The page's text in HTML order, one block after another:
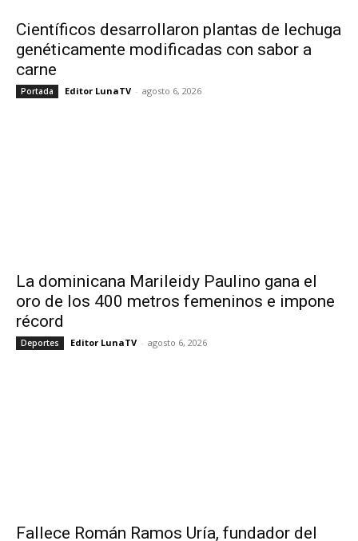
Científicos desarrollaron plantas de lechuga
genéticamente modificadas con sabor a
carne
Portada Editor LunaTV - agosto 6, 2026
La dominicana Marileidy Paulino gana el
oro de los 400 metros femeninos e impone
récord
Deportes Editor LunaTV - agosto 6, 2026
Fallece Román Ramos Uría, fundador del